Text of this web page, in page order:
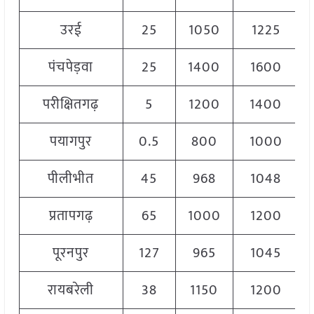
उरई
25 1050 1225
पंचपेड़वा
25 1400 1600
परीक्षितगढ़
5 1200 1400
पयागपुर
0.5 800
1000
पीलीभीत
45 968 1048
प्रतापगढ़
65 1000 1200
पूरनपुर
127 965 1045
रायबरेली
38 1150 1200